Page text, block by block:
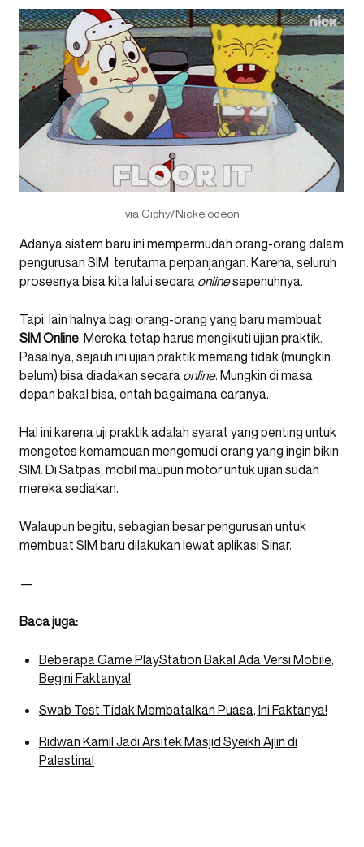
via Giphy/Nickelodeon
Adanya sistem baru ini mempermudah orang-orang dalam
pengurusan SIM, terutama perpanjangan. Karena, seluruh
prosesnya bisa kita lalui secara onlinesepenuhnya.
Tapi, lain halnya bagi orang-orang yang baru membuat
SIM Online. Mereka tetap harus mengikuti ujian praktik.
Pasalnya, sejauh ini ujian praktik memang tidak (mungkin
belum) bisa diadakan secara online. Mungkin di masa
depan bakal bisa, entah bagaimana caranya.
Hal ini karena uji praktik adalah syarat yang penting untuk
mengetes kemampuan mengemudi orang yang ingin bikin
SIM. Di Satpas, mobil maupun motor untuk ujian sudah
mereka sediakan.
Walaupun begitu, sebagian besar pengurusan untuk
membuat SIM baru dilakukan lewat aplikasi Sinar.
—
Baca juga:
Beberapa Game PlayStation Bakal Ada Versi Mobile,
Begini Faktanya!
Swab Test Tidak Membatalkan Puasa, Ini Faktanya!
Ridwan Kamil Jadi Arsitek Masjid Syeikh Ajlin di
Palestina!